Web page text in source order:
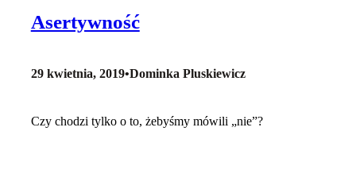
Asertywność
29 kwietnia, 2019•Dominka Pluskiewicz
Czy chodzi tylko o to, żebyśmy mówili „nie”?